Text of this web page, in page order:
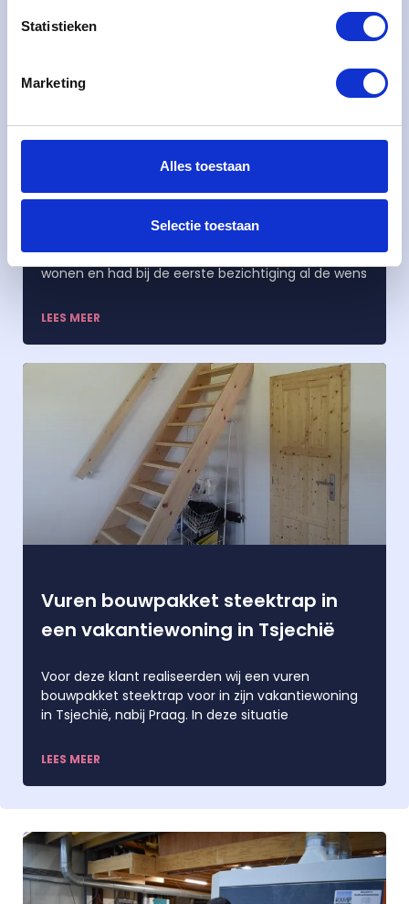
Statistieken
Marketing
Alles toestaan
Selectie toestaan
Grenen balustrade
De uitdaging De klant was recent in dit huis komen
wonen en had bij de eerste bezichtiging al de wens
LEES MEER
Vuren bouwpakket steektrap in
een vakantiewoning in Tsjechië
Voor deze klant realiseerden wij een vuren
bouwpakket steektrap voor in zijn vakantiewoning
in Tsjechië, nabij Praag. In deze situatie
LEES MEER